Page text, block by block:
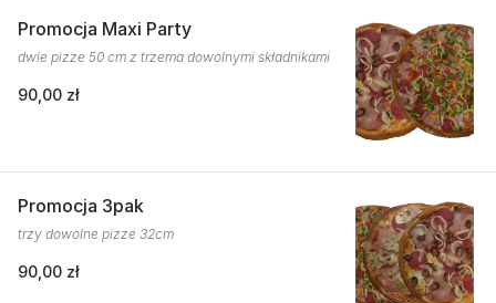
Promocja Maxi Party
dwie pizze 50 cm z trzema dowolnymi składnikami
90,00 zł
Promocja 3pak
trzy dowolne pizze 32cm
90,00 zł